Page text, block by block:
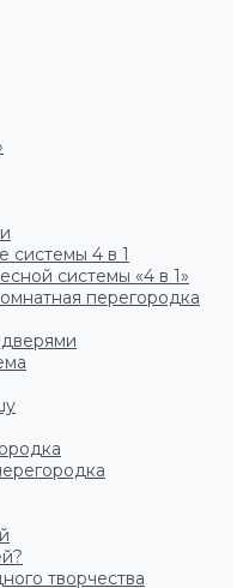
системы 4 в 1
системы «4 в 1»
перегородка
творчества